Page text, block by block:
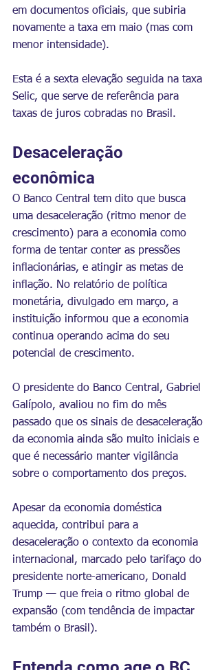
em documentos oficiais, que subiria
novamente a taxa em maio (mas com
menor intensidade).
Esta é a sexta elevação seguida na taxa
Selic, que serve de referência para
taxas de juros cobradas no Brasil.
Desaceleração
econômica
O Banco Central tem dito que busca
uma desaceleração (ritmo menor de
crescimento) para a economia como
forma de tentar conter as pressões
inflacionárias, e atingir as metas de
inflação. No relatório de política
monetária, divulgado em março, a
instituição informou que a economia
continua operando acima do seu
potencial de crescimento.
O presidente do Banco Central, Gabriel
Galípolo, avaliou no fim do mês
passado que os sinais de desaceleração
da economia ainda são muito iniciais e
que é necessário manter vigilância
sobre o comportamento dos preços.
Apesar da economia doméstica
aquecida, contribui para a
desaceleração o contexto da economia
internacional, marcado pelo tarifaço do
presidente norte-americano, Donald
Trump — que freia o ritmo global de
expansão (com tendência de impactar
também o Brasil).